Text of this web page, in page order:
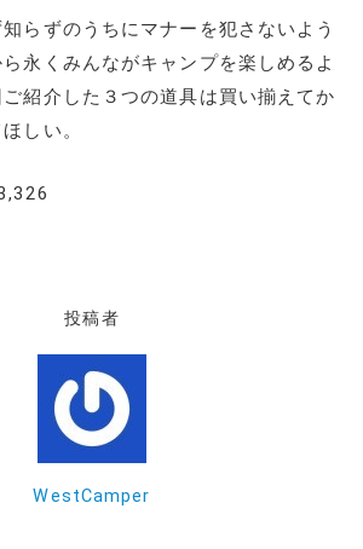
らずのうちにマナーを犯さないよう
永くみんながキャンプを楽しめるよ
紹介した３つの道具は買い揃えてか
しい。
投稿者
WestCamper